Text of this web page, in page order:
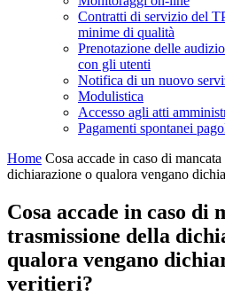
Contratti di servizio del
minime di qualità
Prenotazione delle
con gli utenti
Notifica di un nuovo
Modulistica
Accesso agli atti
Pagamenti spontanei
Home Cosa accade in caso di
dichiarazione o qualora vengano
Cosa accade in caso di
trasmissione della
qualora vengano
veritieri?